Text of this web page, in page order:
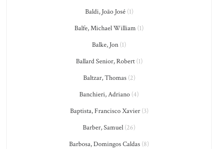
Baldi, João José(1)
Balfe, Michael William (1)
Balke, Jon (1)
Ballard Senior, Robert(1)
Baltzar, Thomas(2)
Banchieri, Adriano (4)
Baptista, Francisco Xavier(3)
Barber, Samuel (26)
Barbosa, Domingos Caldas (8)